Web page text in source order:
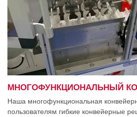
МНОГОФУНКЦИОНАЛЬНЫЙ
Наша многофункциональная
пользователям гибкие конвейерные